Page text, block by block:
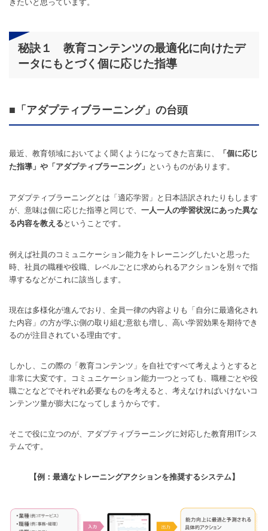
秘訣１ 教育コンテンツの最適化に向けたデ
ータにもとづく個に応じた指導
■「アダプティブラーニング」の台頭
最近、教育領域においてよく聞くようになってきた言葉に、
「個に応じ
た指導」や「アダプティブラーニング」 というものがあります。
アダプティブラーニングとは「適応学習」と日本語訳されたりもします
が、意味は個に応じた指導と同じで、 一人一人の学習状況にあった異な
る内容を教えるということです。
例えば社員のコミュニケーション能力をトレーニングしたいと思った
時、社員の職種や役職、レベルごとに求められるアクションを別々で指
導するなどがこれに該当します。
現在は多様化が進んでおり、全員一律の内容よりも「自分に最適化され
た内容」の方が学ぶ側の取り組む意欲も増し、高い学習効果を期待でき
るのが注目されている理由です。
しかし、この際の「教育コンテンツ」を自社ですべて考えようとすると
非常に大変です。コミュニケーション能力一つとっても、職種ごとや役
職ごとなどでそれぞれ必要なものを考えると、考えなければいけないコ
ンテンツ量が膨大になってしまうからです。
そこで役に立つのが、アダプティブラーニングに対応した教育用ITシス
テムです。
【例：最適なトレーニングアクションを推奨するシステム】